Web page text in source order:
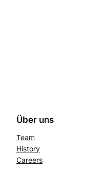
Über uns
Team
History
Careers